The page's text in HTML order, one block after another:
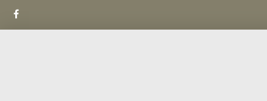
Facebook